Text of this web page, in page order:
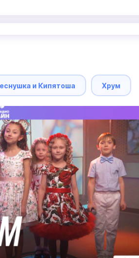
и Кипятоша Хрум